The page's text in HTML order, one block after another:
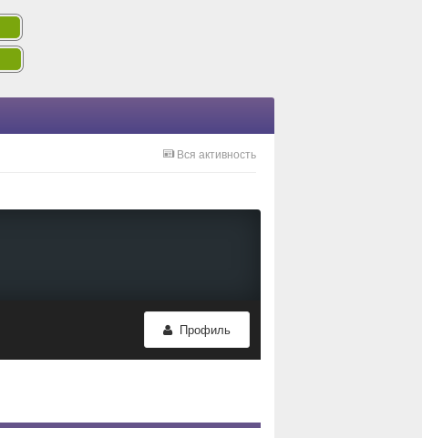
Вся активность
Профиль